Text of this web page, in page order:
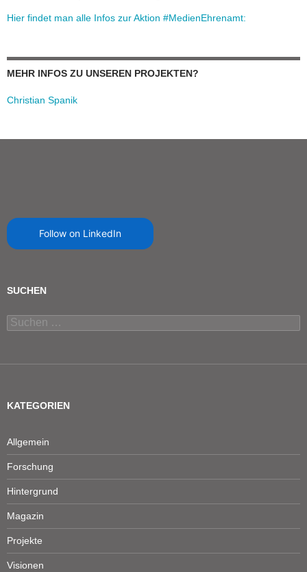
Hier findet man alle Infos zur Aktion #MedienEhrenamt:
MEHR INFOS ZU UNSEREN PROJEKTEN?
Christian Spanik
Follow on LinkedIn
SUCHEN
Suchen
nach:
KATEGORIEN
Allgemein
Forschung
Hintergrund
Magazin
Projekte
Visionen